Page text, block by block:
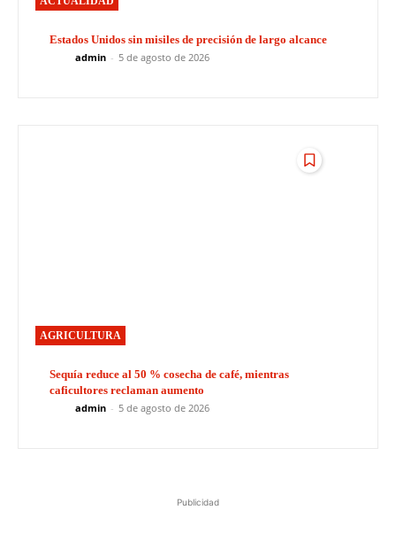
Estados Unidos sin misiles de precisión de largo alcance
admin - 5 de agosto de 2026
AGRICULTURA
Sequía reduce al 50 % cosecha de café, mientras
caficultores reclaman aumento
admin - 5 de agosto de 2026
Publicidad